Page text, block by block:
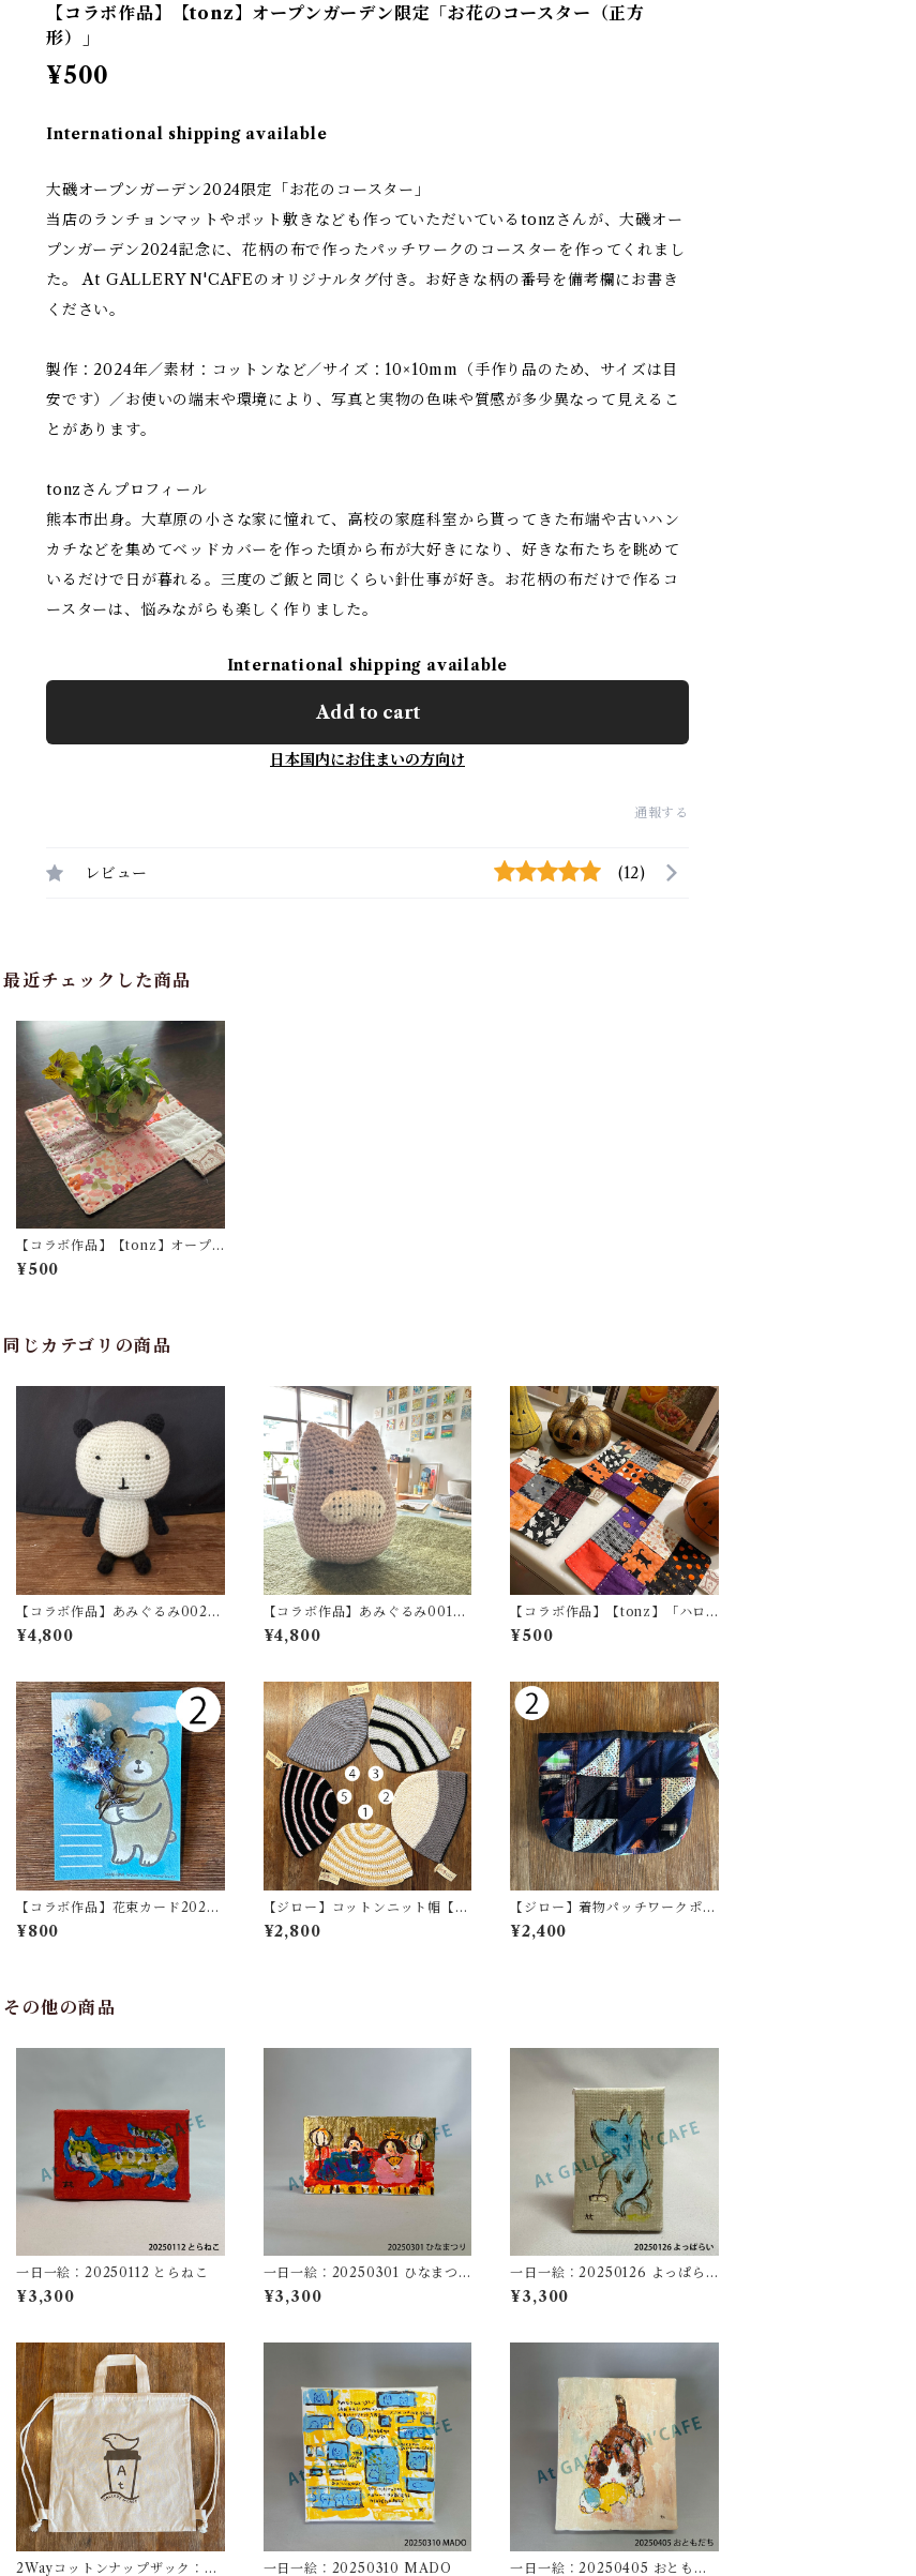
【コラボ作品】【tonz】オープンガーデン限定「お花のコースター（正方
形）」
¥500
International shipping available
大磯オープンガーデン2024限定「お花のコースター」
当店のランチョンマットやポット敷きなども作っていただいているtonzさんが、大磯オー
プンガーデン2024記念に、花柄の布で作ったパッチワークのコースターを作ってくれまし
た。 At GALLERY N'CAFEのオリジナルタグ付き。お好きな柄の番号を備考欄にお書き
ください。
製作：2024年／素材：コットンなど／サイズ：10×10mm（手作り品のため、サイズは目
安です）／お使いの端末や環境により、写真と実物の色味や質感が多少異なって見えるこ
とがあります。
tonzさんプロフィール
熊本市出身。大草原の小さな家に憧れて、高校の家庭科室から貰ってきた布端や古いハン
カチなどを集めてベッドカバーを作った頃から布が大好きになり、好きな布たちを眺めて
いるだけで日が暮れる。三度のご飯と同じくらい針仕事が好き。お花柄の布だけで作るコ
ースターは、悩みながらも楽しく作りました。
International shipping available
Add to cart
日本国内にお住まいの方向け
通報する
レビュー (12)
最近チェックした商品
【コラボ作品】【tonz】オープ
ンガーデン限定「お花のコースタ
ー（正方形）」
¥500
同じカテゴリの商品
【コラボ作品】あみぐるみ002
（たかしまてつを × ジロー）【Y
UKIジロー】
¥4,800
【コラボ作品】あみぐるみ001
（たかしまてつを × ジロー）【Y
UKIジロー】
¥4,800
【コラボ作品】【tonz】「ハロ
ウィンコースター（正方形）1〜
6」
¥500
【コラボ作品】花束カード2025s
pring（cocohanaflower × たか
しまてつを）
¥800
【ジロー】コットンニット帽【N
ANAジロー】
¥2,800
【ジロー】着物パッチワークポー
チ（大）【YUKIジロー】
¥2,400
その他の商品
一日一絵：20250112 とらねこ
¥3,300
一日一絵：20250301 ひなまつ
り
¥3,300
一日一絵：20250126 よっぱら
い
¥3,300
2Wayコットンナップザック：At 一日一絵：20250310 MADO 一日一絵：20250405 おともだ